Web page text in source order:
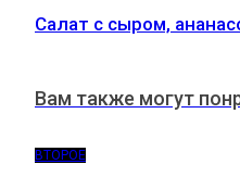
Салат с сыром,
Вам также могут
ВТОРОЕ